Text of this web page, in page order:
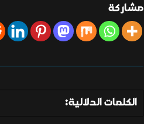
مشاركة
الكلمات الدلالية: